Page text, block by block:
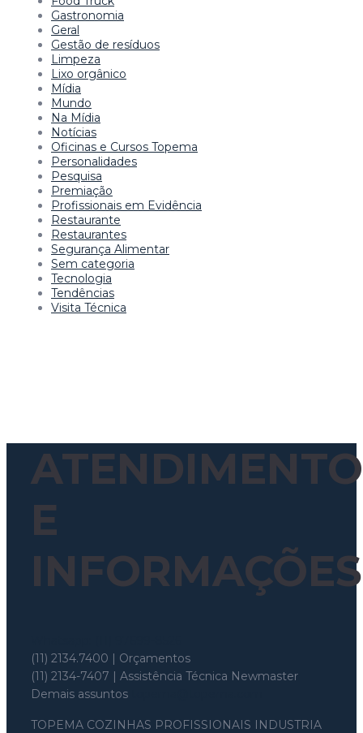
Gastronomia
Geral
Gestão de resíduos
Limpeza
Lixo orgânico
Mídia
Mundo
Na Mídia
Notícias
Oficinas e Cursos Topema
Personalidades
Pesquisa
Premiação
Profissionais em Evidência
Restaurante
Restaurantes
Segurança Alimentar
Sem categoria
Tecnologia
Tendências
Visita Técnica
ATENDIMENTO
E
INFORMAÇÕES
(11) 2134.7400 | Orçamentos
(11) 2134-7407 | Assistência Técnica Newmaster
Demais assuntos
TOPEMA COZINHAS PROFISSIONAIS INDUSTRIA